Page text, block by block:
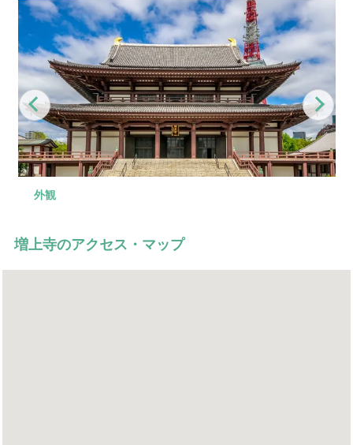
Previous
外観
ロビー
式場
式場2
控室
会食場
駐車場
増上寺のアクセス・マップ